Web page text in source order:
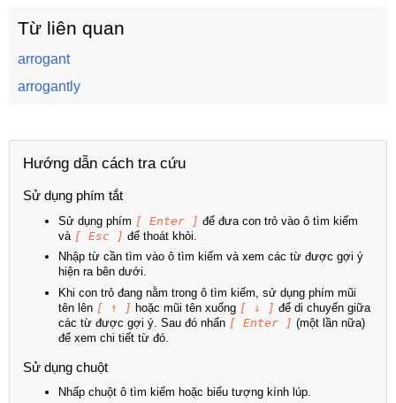
Từ liên quan
arrogant
arrogantly
Hướng dẫn cách tra cứu
Sử dụng phím tắt
Sử dụng phím [ Enter ] để đưa con trỏ vào ô tìm kiếm
và [ Esc ] để thoát khỏi.
Nhập từ cần tìm vào ô tìm kiếm và xem các từ được gợi ý
hiện ra bên dưới.
Khi con trỏ đang nằm trong ô tìm kiếm, sử dụng phím mũi
tên lên [ ↑ ] hoặc mũi tên xuống [ ↓ ] để di chuyển giữa
các từ được gợi ý. Sau đó nhấn [ Enter ] (một lần nữa)
để xem chi tiết từ đó.
Sử dụng chuột
Nhấp chuột ô tìm kiếm hoặc biểu tượng kính lúp.